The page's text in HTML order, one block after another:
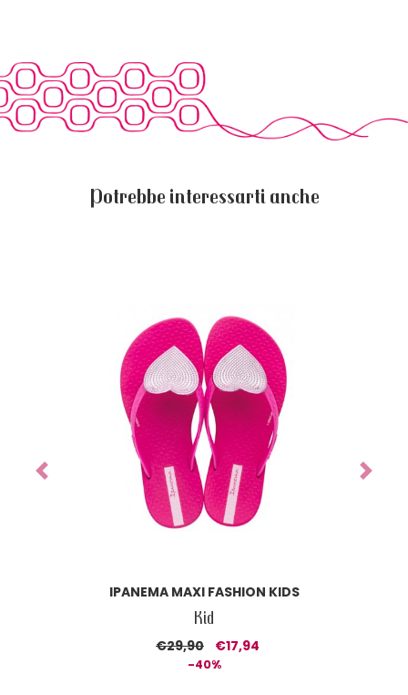
Potrebbe interessarti anche
IPANEMA MAXI FASHION KIDS
Kid
€29,90 €17,94
-40%
Previous Next